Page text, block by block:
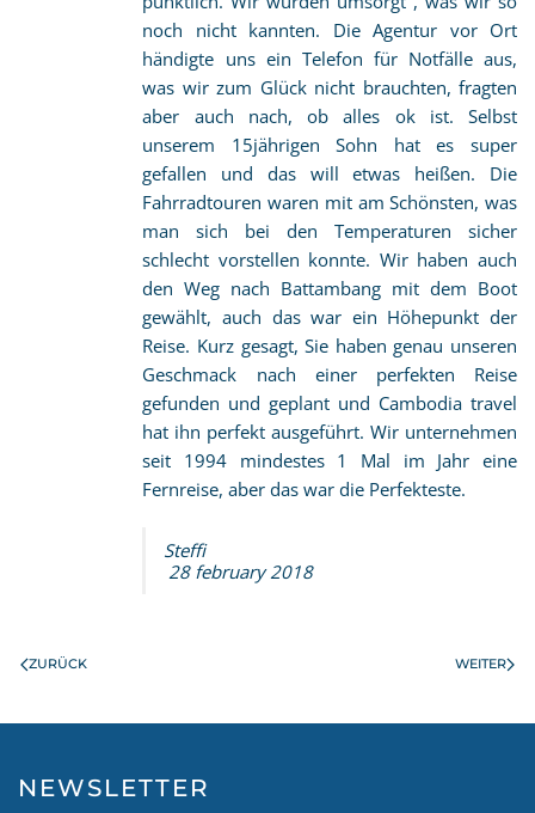
noch nicht kannten. Die Agentur vor Ort
händigte uns ein Telefon für Notfälle aus,
was wir zum Glück nicht brauchten, fragten
aber auch nach, ob alles ok ist. Selbst
unserem 15jährigen Sohn hat es super
gefallen und das will etwas heißen. Die
Fahrradtouren waren mit am Schönsten, was
man sich bei den Temperaturen sicher
schlecht vorstellen konnte. Wir haben auch
den Weg nach Battambang mit dem Boot
gewählt, auch das war ein Höhepunkt der
Reise. Kurz gesagt, Sie haben genau unseren
Geschmack nach einer perfekten Reise
gefunden und geplant und Cambodia travel
hat ihn perfekt ausgeführt. Wir unternehmen
seit 1994 mindestes 1 Mal im Jahr eine
Fernreise, aber das war die Perfekteste.
Steffi
28 february 2018
ZURÜCK WEITER
NEWSLETTER